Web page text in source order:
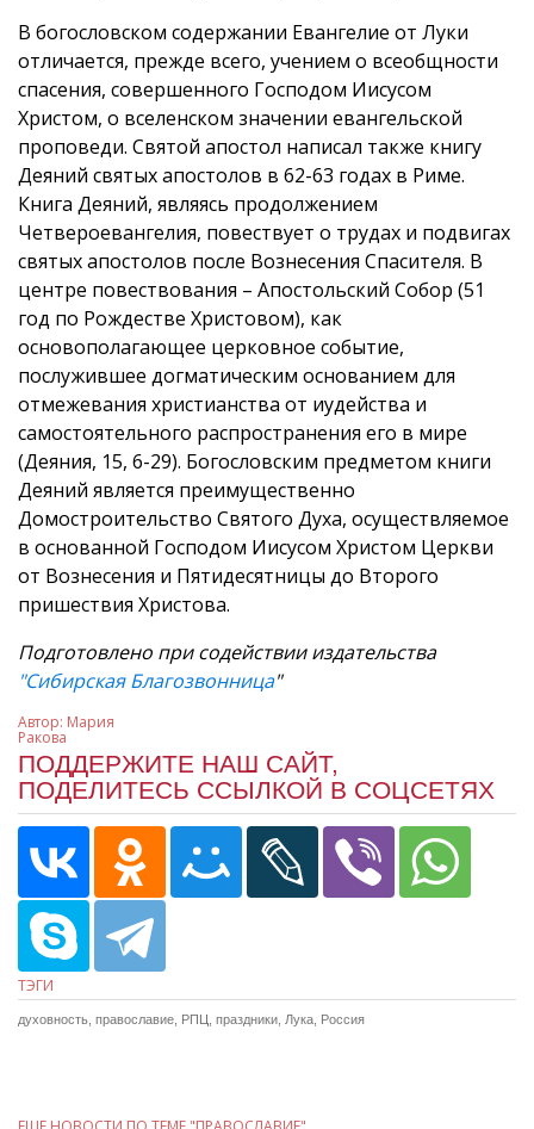
В богословском содержании Евангелие от Луки
отличается, прежде всего, учением о всеобщности
спасения, совершенного Господом Иисусом
Христом, о вселенском значении евангельской
проповеди. Святой апостол написал также книгу
Деяний святых апостолов в 62-63 годах в Риме.
Книга Деяний, являясь продолжением
Четвероевангелия, повествует о трудах и подвигах
святых апостолов после Вознесения Спасителя. В
центре повествования – Апостольский Собор (51
год по Рождестве Христовом), как
основополагающее церковное событие,
послужившее догматическим основанием для
отмежевания христианства от иудейства и
самостоятельного распространения его в мире
(Деяния, 15, 6-29). Богословским предметом книги
Деяний является преимущественно
Домостроительство Святого Духа, осуществляемое
в основанной Господом Иисусом Христом Церкви
от Вознесения и Пятидесятницы до Второго
пришествия Христова.
Подготовлено при содействии издательства
"СибирскаяБлагозвонница"
Автор: Мария
Ракова
ПОДДЕРЖИТЕ НАШ САЙТ,
ПОДЕЛИТЕСЬ ССЫЛКОЙ В СОЦСЕТЯХ
ТЭГИ
духовность православие РПЦ праздники Лука Россия